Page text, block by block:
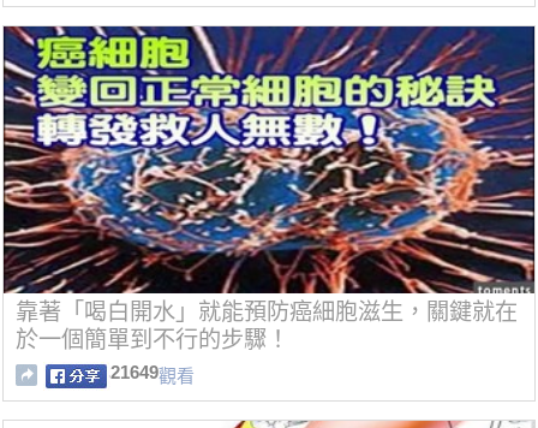
靠著「喝白開水」就能預防癌細胞滋生，關鍵就在
於一個簡單到不行的步驟！
21649觀看